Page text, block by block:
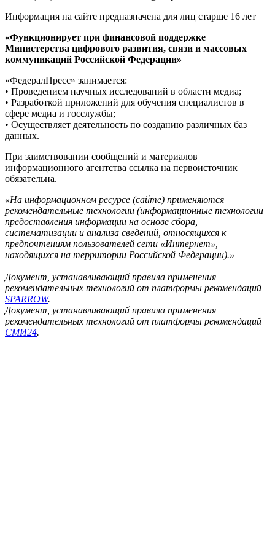
Информация на сайте предназначена для лиц старше 16 лет
«Функционирует при финансовой поддержке
Министерства цифрового развития, связи и массовых
коммуникаций Российской Федерации»
«ФедералПресс» занимается:
• Проведением научных исследований в области медиа;
• Разработкой приложений для обучения специалистов в
сфере медиа и госслужбы;
• Осуществляет деятельность по созданию различных баз
данных.
При заимствовании сообщений и материалов
информационного агентства ссылка на первоисточник
обязательна.
«На информационном ресурсе (сайте) применяются
рекомендательные технологии (информационные технологии
предоставления информации на основе сбора,
систематизации и анализа сведений, относящихся к
предпочтениям пользователей сети «Интернет»,
находящихся на территории Российской Федерации).»
Документ, устанавливающий правила применения
рекомендательных технологий от платформы рекомендаций
SPARROW.
Документ, устанавливающий правила применения
рекомендательных технологий от платформы рекомендаций
СМИ24.